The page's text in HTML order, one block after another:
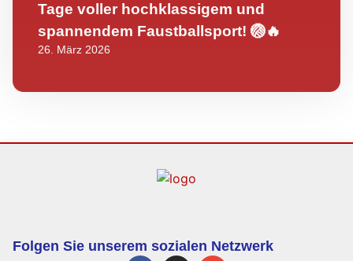
Tage voller hochklassigem und
spannendem Faustballsport! 🏐🔥
26. März 2026
Folgen Sie unserem sozialen Netzwerk